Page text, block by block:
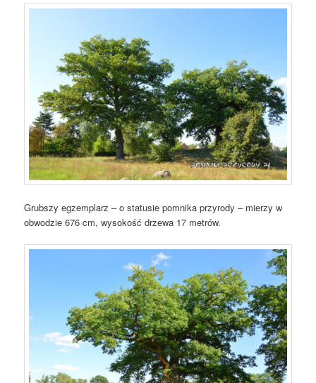
Grubszy egzemplarz – o statusie pomnika przyrody – mierzy w
obwodzie 676 cm, wysokość drzewa 17 metrów.